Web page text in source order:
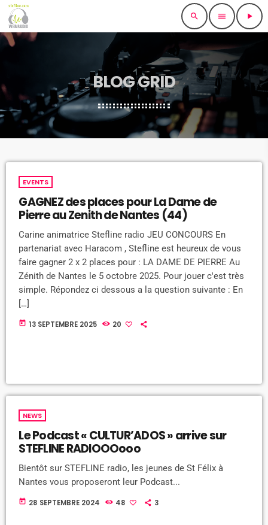
search menu play_arrow
BLOG GRID
EVENTS
GAGNEZ des places pour La Dame de
Pierre au Zenith de Nantes (44)
Carine animatrice Stefline radio JEU CONCOURS En
partenariat avec Haracom , Stefline est heureux de vous
faire gagner 2 x 2 places pour : LA DAME DE PIERRE Au
Zénith de Nantes le 5 octobre 2025. Pour jouer c'est très
simple. Répondez ci dessous a la question suivante : En
[…]
today 13 SEPTEMBRE 2025 20
NEWS
Le Podcast « CULTUR’ADOS » arrive sur
STEFLINE RADIOOOooo
Bientôt sur STEFLINE radio, les jeunes de St Félix à
Nantes vous proposeront leur Podcast...
today 28 SEPTEMBRE 2024 48 3